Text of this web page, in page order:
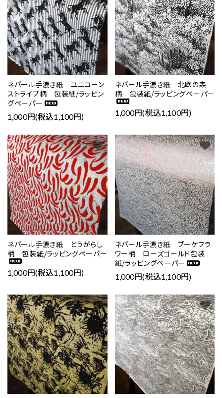
ネパール手漉き紙 ユニコーン
ストライプ柄 包装紙/ラッピン
グペーパー
1,000円(税込1,100円)
ネパール手漉き紙 北欧の森
柄 包装紙/ラッピングペーパー
1,000円(税込1,100円)
ネパール手漉き紙 とうがらし
柄 包装紙/ラッピングペーパー
1,000円(税込1,100円)
favorite
ネパール手漉き紙 ブーケフラ
ワー柄 ローズゴールド包装
紙/ラッピングペーパー
1,000円(税込1,100円)
favorite
favorite favorite